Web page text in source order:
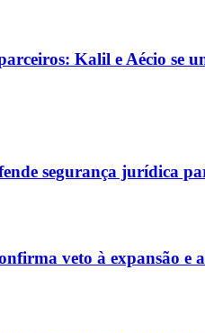
Kalil e Aécio se
segurança jurídica
veto à expansão e